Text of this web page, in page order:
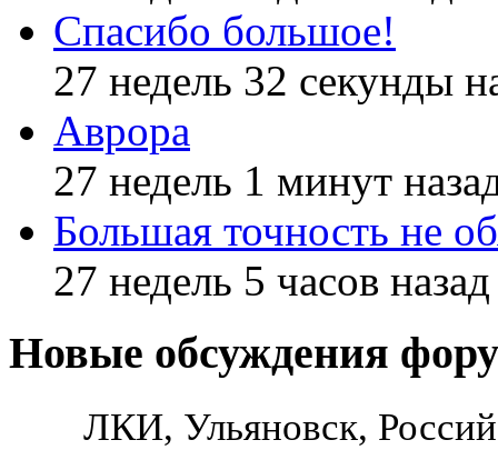
Спасибо большое!
27 недель 32 секунды
Аврора
27 недель 1 минут
Большая точность не
27 недель 5 часов назад
Новые обсуждения
ЛКИ, Ульяновск,